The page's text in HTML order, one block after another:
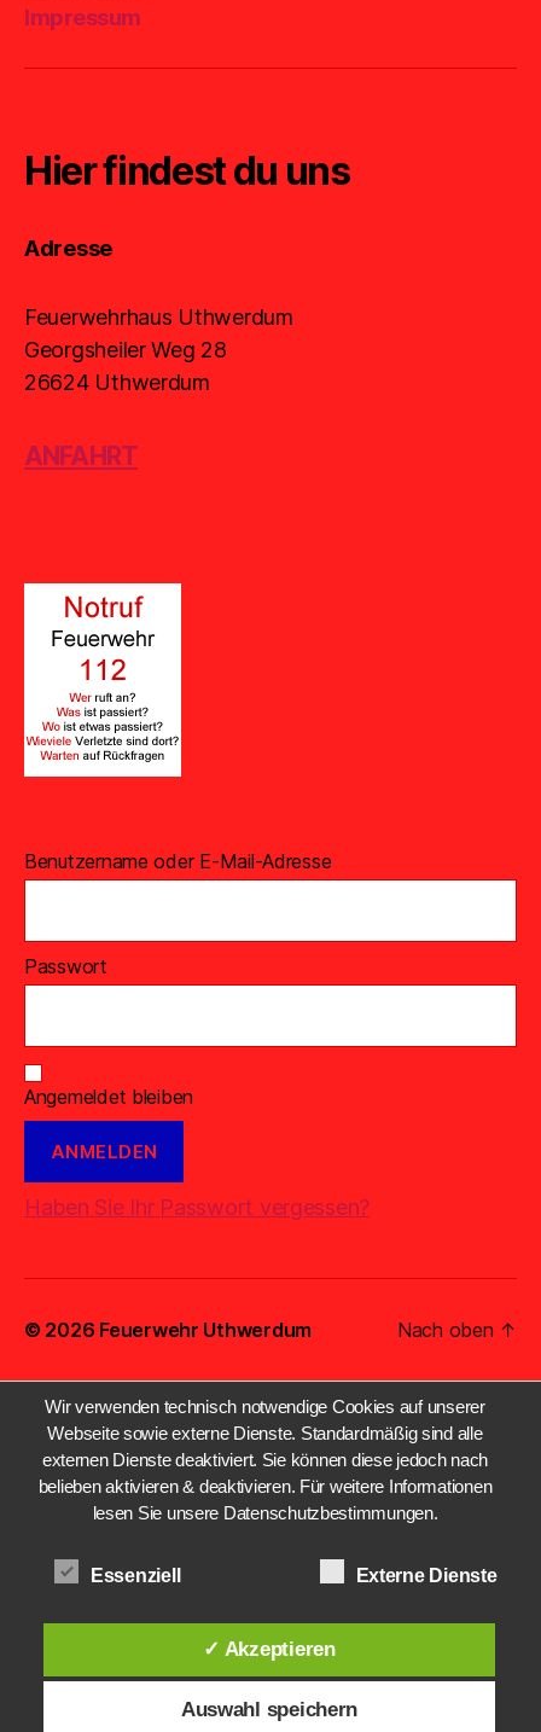
Impressum
Hier findest du uns
Adresse
Feuerwehrhaus Uthwerdum
Georgsheiler Weg 28
26624 Uthwerdum
ANFAHRT
Benutzername oder E-Mail-Adresse
Passwort
Angemeldet bleiben
Haben Sie Ihr Passwort vergessen?
© 2026 Feuerwehr Uthwerdum Nach oben ↑
Wir verwenden technisch notwendige Cookies auf unserer
Webseite sowie externe Dienste. Standardmäßig sind alle
externen Dienste deaktiviert. Sie können diese jedoch nach
belieben aktivieren & deaktivieren. Für weitere Informationen
lesen Sie unsere Datenschutzbestimmungen.
Essenziell Externe Dienste
✓ Akzeptieren
Auswahl speichern